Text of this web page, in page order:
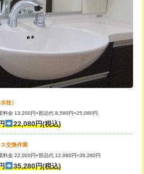
までの価格です。
（VP・HI）使
33,000円
（VP・HI）使
ング鋼管・銅
用/3ｍまで)
44,000円
ング鋼管・銅
用/3ｍ超え)
・埋め戻し作
事/3ｍまで） 55,000円
33,000円
処理・清掃・修
など（軽作業）
11,000円
処理・清掃・修
など（中作業）
22,000円
処理・清掃・修
など（重作業）
33,000円
栓）
料金 13,200円+部品代 8,580円=25,080円
22,080円(税込)
交換作業
料金 22,000円+部品代 12,980円=38,280円
35,280円(税込)